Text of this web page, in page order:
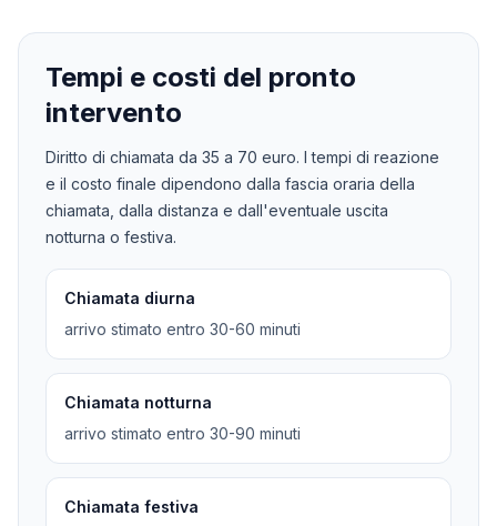
Tempi e costi del pronto
intervento
Diritto di chiamata da 35 a 70 euro. I tempi di reazione
e il costo finale dipendono dalla fascia oraria della
chiamata, dalla distanza e dall'eventuale uscita
notturna o festiva.
Chiamata diurna
arrivo stimato entro 30-60 minuti
Chiamata notturna
arrivo stimato entro 30-90 minuti
Chiamata festiva